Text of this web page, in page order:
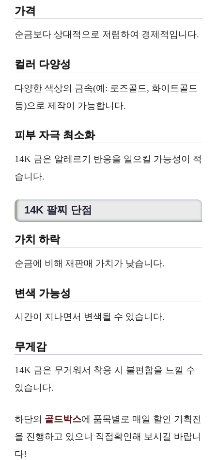
가격
순금보다 상대적으로 저렴하여 경제적입니다.
컬러 다양성
다양한 색상의 금속(예: 로즈골드, 화이트골드
등)으로 제작이 가능합니다.
피부 자극 최소화
14K 금은 알레르기 반응을 일으킬 가능성이 적
습니다.
14K 팔찌 단점
가치 하락
순금에 비해 재판매 가치가 낮습니다.
변색 가능성
시간이 지나면서 변색될 수 있습니다.
무게감
14K 금은 무거워서 착용 시 불편함을 느낄 수
있습니다.
하단의 골드박스에 품목별로 매일 할인 기획전
을 진행하고 있으니 직접확인해 보시길 바랍니
다!